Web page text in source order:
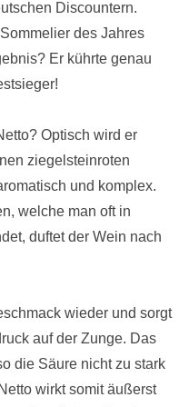
Discountern.
des Jahres
Er kührte genau
Optisch wird er
ziegelsteinroten
und komplex.
welche man oft in
duftet der Wein nach
wieder und sorgt
auf der Zunge. Das
die Säure nicht zu stark
wirkt somit äußerst